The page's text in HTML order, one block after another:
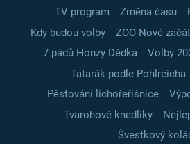
TV program
Změna času
Kdy budou volby
ZOO Nové
7 pádů Honzy Dědka
Volby
Tatarák podle Pohlreicha
Pěstování lichořeřišnice
Tvarohové knedlíky
Švestkový